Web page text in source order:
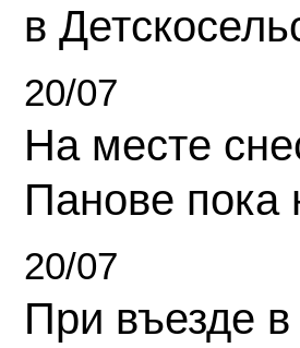
в
20/07
На месте
Панове пока
20/07
При въезде